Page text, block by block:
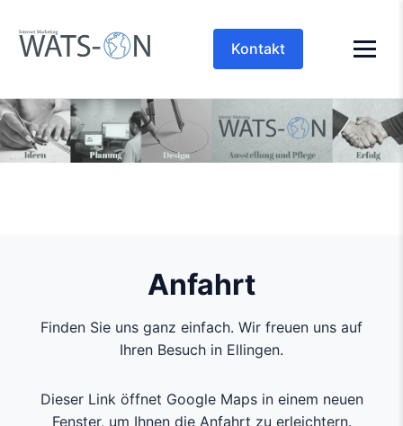
Kontakt
Anfahrt
Finden Sie uns ganz einfach. Wir freuen uns auf
Ihren Besuch in Ellingen.
Dieser Link öffnet Google Maps in einem neuen
Fenster, um Ihnen die Anfahrt zu erleichtern.